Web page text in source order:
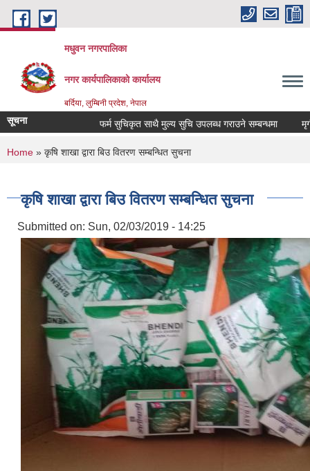
Skip to main content
मधुवन नगरपालिका
नगर कार्यपालिकाको कार्यालय
बर्दिया, लुम्बिनी प्रदेश, नेपाल
सूचना फर्म सुचिकृत साथै मुल्य सुचि उपलब्ध गराउने सम्बन्धमा
You are here
Home » कृषि शाखा द्वारा बिउ वितरण सम्बन्धित सुचना
कृषि शाखा द्वारा बिउ वितरण सम्बन्धित सुचना
Submitted on: Sun, 02/03/2019 - 14:25